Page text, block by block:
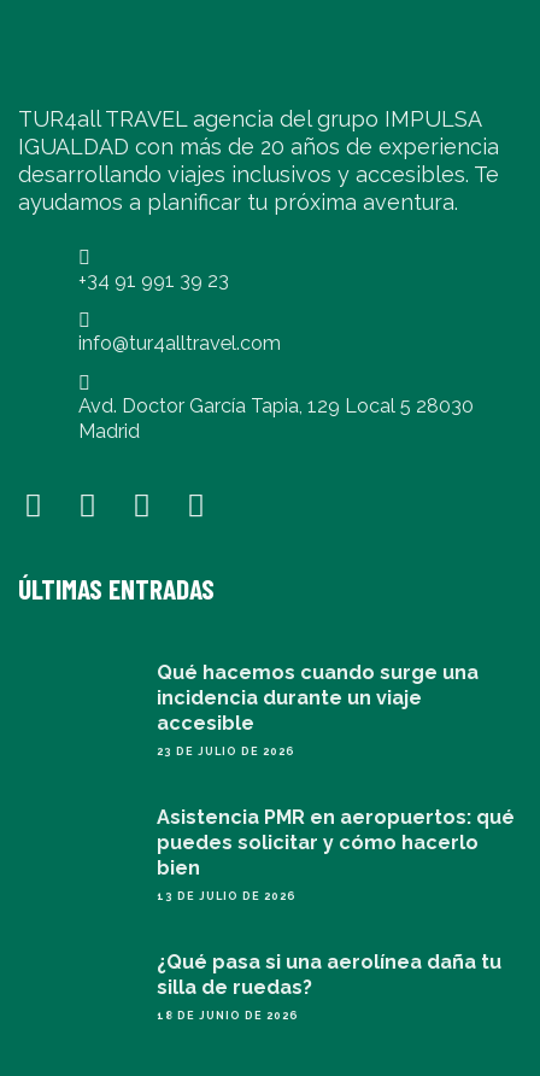
TUR4all TRAVEL agencia del grupo IMPULSA
IGUALDAD con más de 20 años de experiencia
desarrollando viajes inclusivos y accesibles. Te
ayudamos a planificar tu próxima aventura.
+34 91 991 39 23
info@tur4alltravel.com
Avd. Doctor García Tapia, 129 Local 5 28030
Madrid
ÚLTIMAS ENTRADAS
Qué hacemos cuando surge una
incidencia durante un viaje
accesible
23 DE JULIO DE 2026
Asistencia PMR en aeropuertos: qué
puedes solicitar y cómo hacerlo
bien
13 DE JULIO DE 2026
¿Qué pasa si una aerolínea daña tu
silla de ruedas?
18 DE JUNIO DE 2026